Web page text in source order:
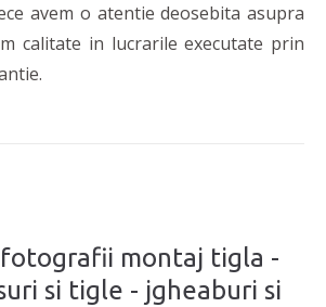
avem o atentie deosebita asupra
calitate in lucrarile executate prin
montaj tigla -
si tigle - jgheaburi si